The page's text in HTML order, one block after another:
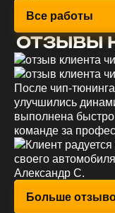
Все работы
ОТЗЫВЫ
После чип-
улучшились
выполнена
команде за
Александр С.
Больше